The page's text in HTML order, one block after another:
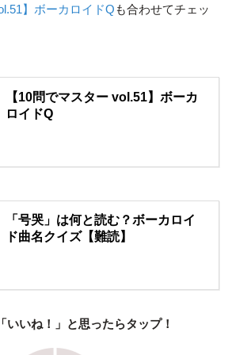
】ボーカロイドQ も合わせてチェッ
【10問でマスター vol.51】ボーカ
ロイドQ
「号哭」は何と読む？ボーカロイ
ド曲名クイズ【難読】
いいね！」と思ったらタップ！